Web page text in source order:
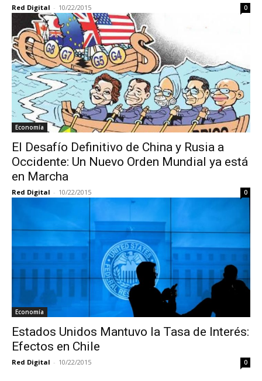
Red Digital - 10/22/2015 0
Economía
El Desafío Definitivo de China y Rusia a
Occidente: Un Nuevo Orden Mundial ya está
en Marcha
Red Digital - 10/22/2015 0
Economía
Estados Unidos Mantuvo la Tasa de Interés:
Efectos en Chile
Red Digital - 10/22/2015 0